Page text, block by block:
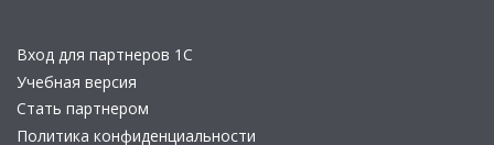
Вход для партнеров 1С
Учебная версия
Стать партнером
Политика конфиденциальности